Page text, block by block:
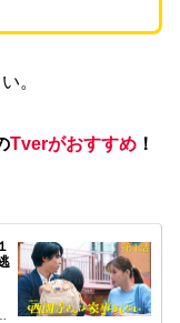
。
Tverがおすすめ ！